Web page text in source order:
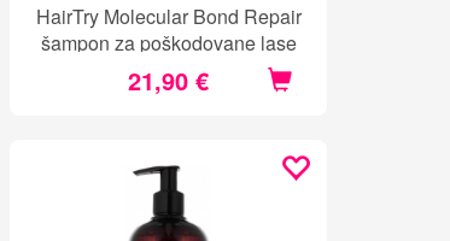
HairTry Molecular Bond Repair
šampon za poškodovane lase
21,90 €